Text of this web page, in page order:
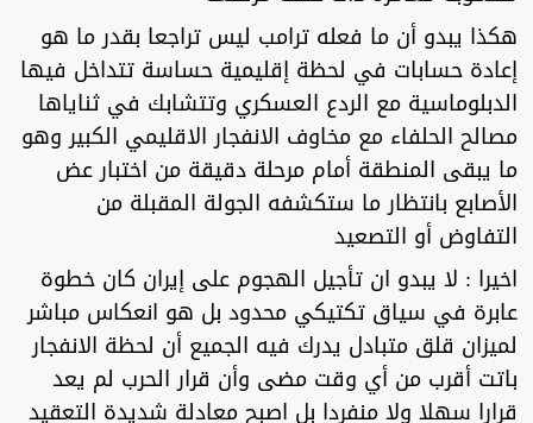
هكذا يبدو أن ما فعله ترامب ليس تراجعا بقدر ما هو
إعادة حسابات في لحظة إقليمية حساسة تتداخل فيها
الدبلوماسية مع الردع العسكري وتتشابك في ثناياها
مصالح الحلفاء مع مخاوف الانفجار الاقليمي الكبير وهو
ما يبقى المنطقة أمام مرحلة دقيقة من اختبار عض
الأصابع بانتظار ما ستكشفه الجولة المقبلة من
التفاوض أو التصعيد
اخيرا : لا يبدو ان تأجيل الهجوم على إيران كان خطوة
عابرة في سياق تكتيكي محدود بل هو انعكاس مباشر
لميزان قلق متبادل يدرك فيه الجميع أن لحظة الانفجار
باتت أقرب من أي وقت مضى وأن قرار الحرب لم يعد
قرارا سهلا ولا منفردا بل اصبح معادلة شديدة التعقيد